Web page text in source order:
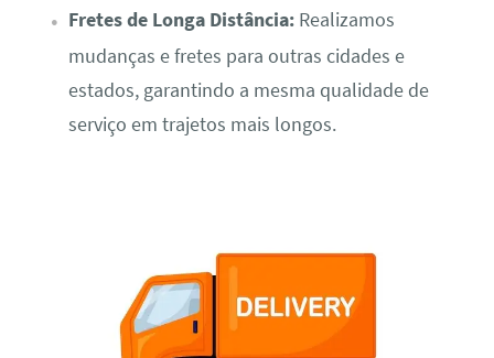
Fretes de Longa Distância:Realizamos
mudanças e fretes para outras cidades e
estados, garantindo a mesma qualidade de
serviço em trajetos mais longos.